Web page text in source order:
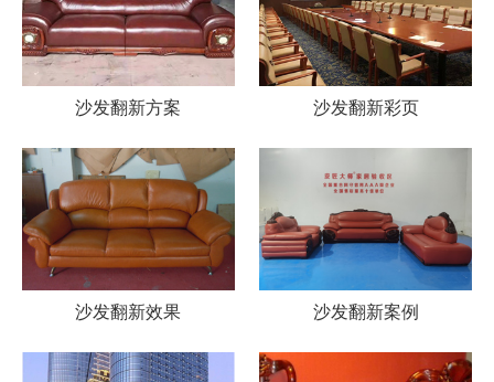
沙发翻新方案 沙发翻新彩页
沙发翻新效果 沙发翻新案例